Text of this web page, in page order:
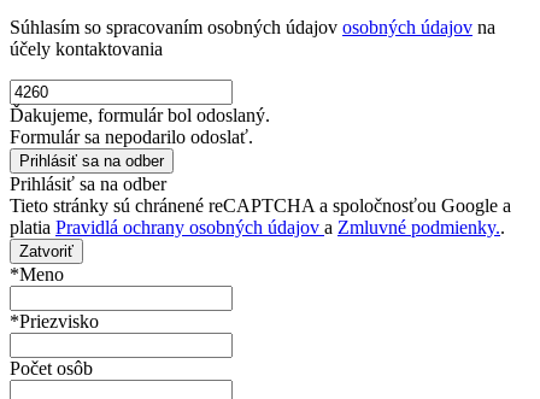
Súhlasím so spracovaním osobných údajov osobných údajov na
účely kontaktovania
Ďakujeme, formulár bol odoslaný.
Formulár sa nepodarilo odoslať.
Prihlásiť sa na odber
Tieto stránky sú chránené reCAPTCHA a spoločnosťou Google a
platia Pravidlá ochrany osobných údajov a Zmluvné podmienky..
Zatvoriť
*Meno
*Priezvisko
Počet osôb